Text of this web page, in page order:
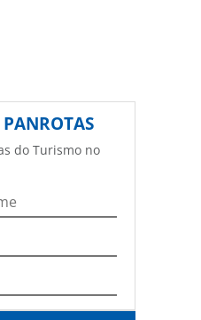
PANROTAS
do Turismo no